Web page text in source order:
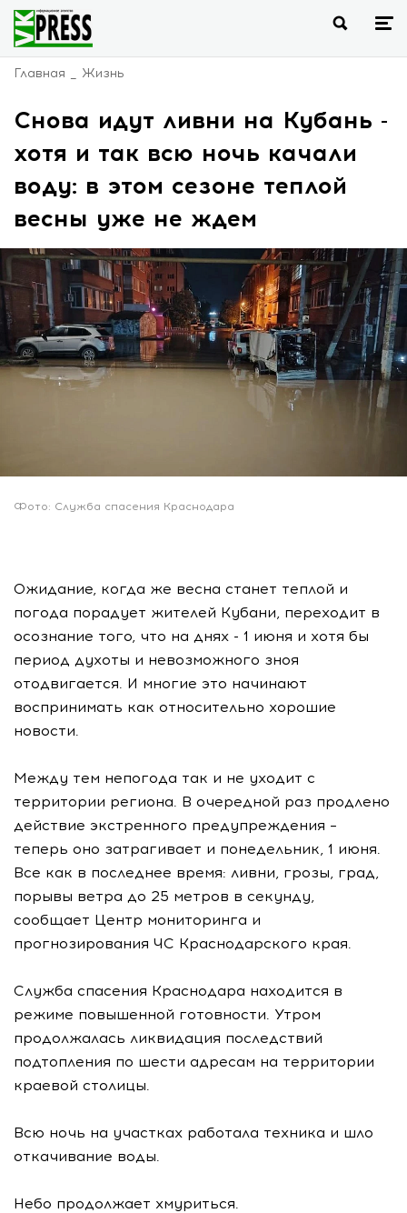
Главная Жизнь
Снова идут ливни на Кубань -
хотя и так всю ночь качали
воду: в этом сезоне теплой
весны уже не ждем
Фото: Служба спасения Краснодара
Ожидание, когда же весна станет теплой и
погода порадует жителей Кубани, переходит в
осознание того, что на днях - 1 июня и хотя бы
период духоты и невозможного зноя
отодвигается. И многие это начинают
воспринимать как относительно хорошие
новости.
Между тем непогода так и не уходит с
территории региона. В очередной раз продлено
действие экстренного предупреждения –
теперь оно затрагивает и понедельник, 1 июня.
Все как в последнее время: ливни, грозы, град,
порывы ветра до 25 метров в секунду,
сообщает Центр мониторинга и
прогнозирования ЧС Краснодарского края.
Служба спасения Краснодара находится в
режиме повышенной готовности. Утром
продолжалась ликвидация последствий
подтопления по шести адресам на территории
краевой столицы.
Всю ночь на участках работала техника и шло
откачивание воды.
Небо продолжает хмуриться.